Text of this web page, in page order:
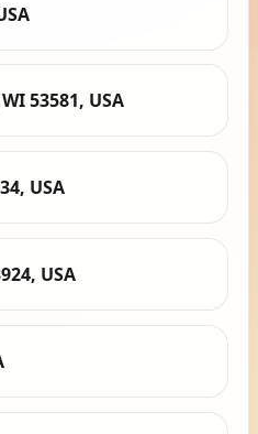
53581, USA
USA
USA